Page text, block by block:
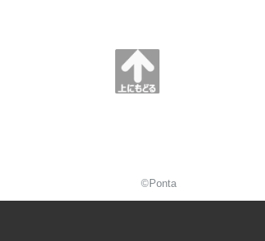
©Ponta